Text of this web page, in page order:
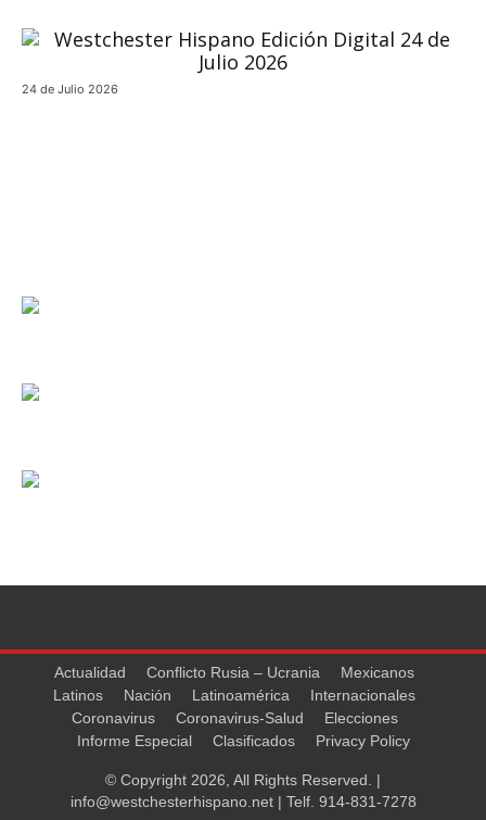
24 de Julio 2026
Actualidad Conflicto Rusia – Ucrania
Mexicanos
Latinos
Nación Latinoamérica
Internacionales
Coronavirus
Coronavirus-Salud
Elecciones
Informe Especial
Clasificados Privacy Policy
© Copyright 2026, All Rights Reserved. |
info@westchesterhispano.net| Telf. 914-831-7278